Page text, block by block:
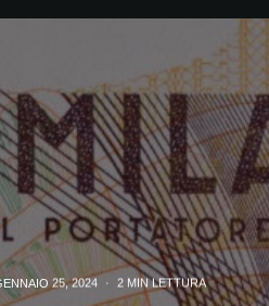
25, 2024 · 2 MIN LETTURA